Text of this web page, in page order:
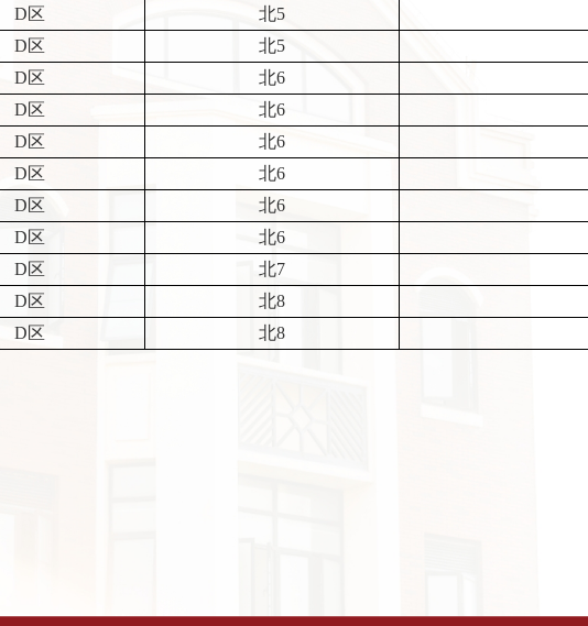
D区 北5
D区 北5
D区 北6
D区 北6
D区 北6
D区 北6
D区 北6
D区 北6
D区 北7
D区 北8
D区 北8